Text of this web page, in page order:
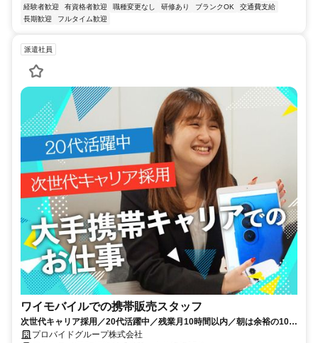
経験者歓迎
有資格者歓迎 職種変更なし 研修あり ブランクOK
交通費支給
長期歓迎
フルタイム歓迎
派遣社員
ワイモバイルでの携帯販売スタッフ
次世代キャリア採用／20代活躍中／残業月10時間以内／朝は余裕の10時
スタート
プロバイドグループ株式会社